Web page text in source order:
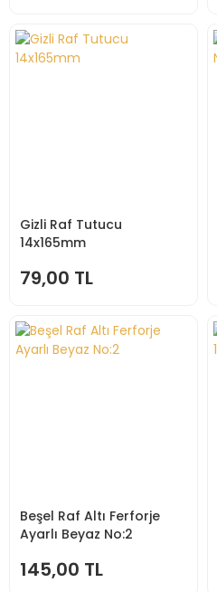
Gizli Raf Tutucu
14x165mm
79,00 TL
Beşel Raf Altı Ferforje
Ayarlı Beyaz No:2
145,00 TL